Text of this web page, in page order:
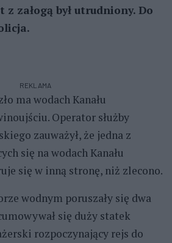
załogą był utrudniony. Do
REKLAMA
ma wodach Kanału
Operator służby
zauważył, że jedna z
się na wodach Kanału
się w inną stronę, niż zlecono.
wodnym poruszały się dwa
się duży statek
rozpoczynający rejs do